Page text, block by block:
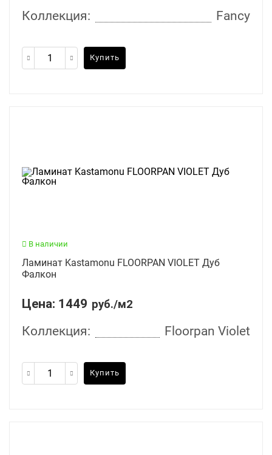
Коллекция: Fancy
Купить
В наличии
Ламинат Kastamonu FLOORPAN VIOLET Дуб
Фалкон
Цена: 1449 руб./м2
Коллекция: Floorpan Violet
Купить